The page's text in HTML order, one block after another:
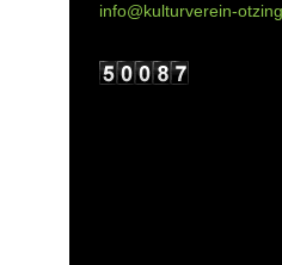
info@kulturverein-